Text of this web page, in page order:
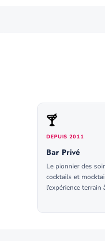
🍸
DEPUIS 2011
Bar Privé
Le pionnier des
cocktails et
l’expérience terrain